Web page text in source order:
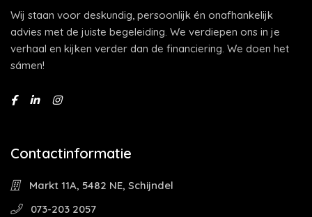
Wij staan voor deskundig, persoonlijk én onafhankelijk
advies met de juiste begeleiding. We verdiepen ons in je
verhaal en kijken verder dan de financiering. We doen het
sámen!
Contactinformatie
Markt 11A, 5482 NE, Schijndel
073-203 2057